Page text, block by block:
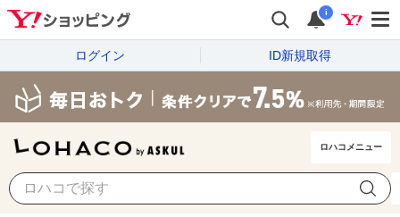
i
ログイン ID新規取得
ロハコメニュー